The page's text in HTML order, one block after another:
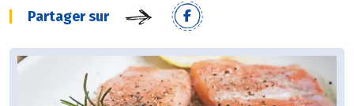
Partager sur